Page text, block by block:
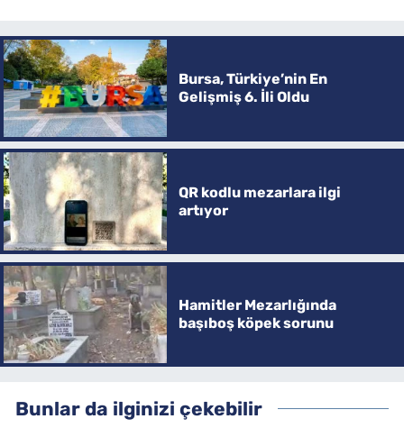
Bursa, Türkiye’nin En
Gelişmiş 6. İli Oldu
QR kodlu mezarlara ilgi
artıyor
Hamitler Mezarlığında
başıboş köpek sorunu
Bunlar da ilginizi çekebilir